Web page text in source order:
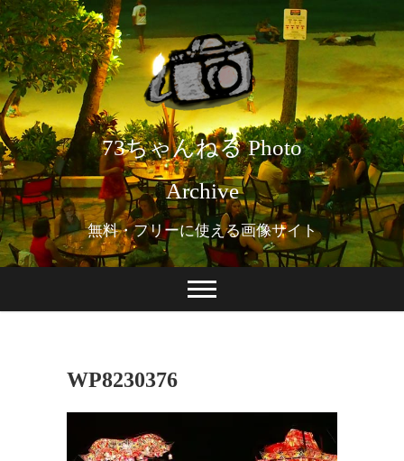
73ちゃんねる Photo
Archive
無料・フリーに使える画像サイト
WP8230376